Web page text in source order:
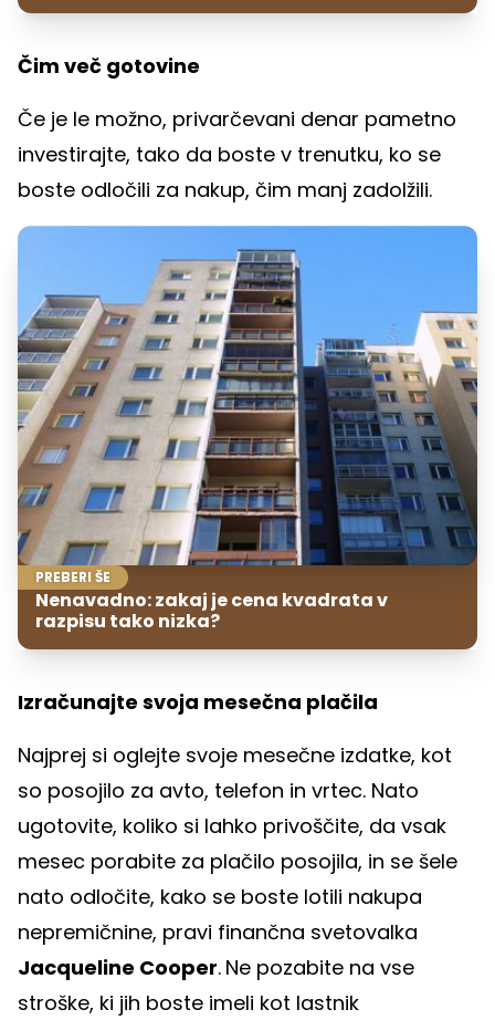
Čim več gotovine
Če je le možno, privarčevani denar pametno
investirajte, tako da boste v trenutku, ko se
boste odločili za nakup, čim manj zadolžili.
PREBERI ŠE
Nenavadno: zakaj je cena kvadrata v
razpisu tako nizka?
Izračunajte svoja mesečna plačila
Najprej si oglejte svoje mesečne izdatke, kot
so posojilo za avto, telefon in vrtec. Nato
ugotovite, koliko si lahko privoščite, da vsak
mesec porabite za plačilo posojila, in se šele
nato odločite, kako se boste lotili nakupa
nepremičnine, pravi finančna svetovalka
Jacqueline Cooper. Ne pozabite na vse
stroške, ki jih boste imeli kot lastnik